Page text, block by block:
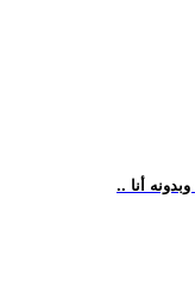
أنا